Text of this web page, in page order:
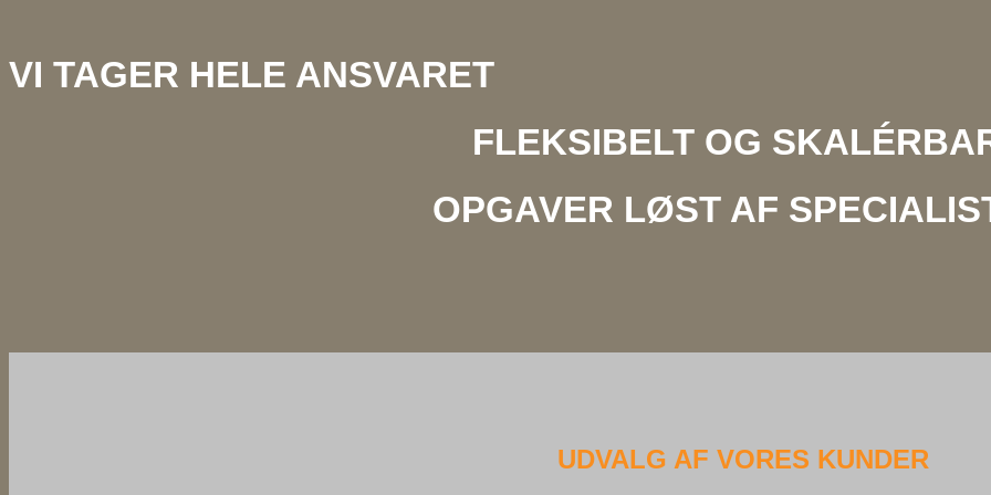
VI TAGER HELE ANSVARET
FLEKSIBELT OG
OPGAVER LØST AF
UDVALG AF VORES KUNDER